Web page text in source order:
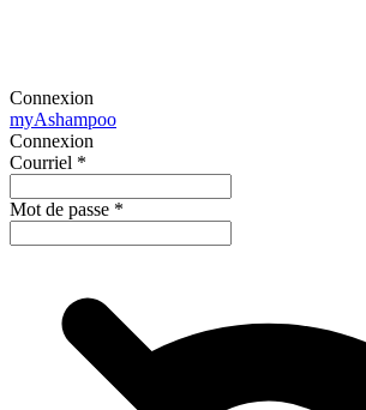
Connexion
myAshampoo
Connexion
Courriel *
Mot de passe *